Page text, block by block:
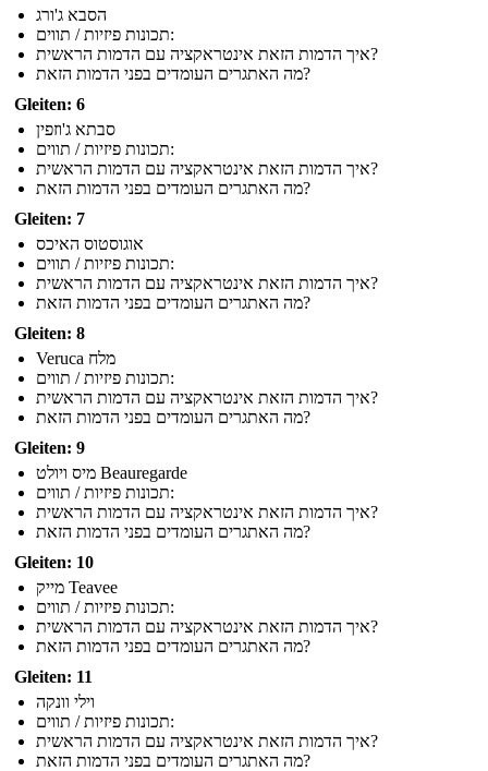
הסבא ג'ורג
תכונות פיזיות / תווים:
איך הדמות הזאת אינטראקציה עם הדמות הראשית?
מה האתגרים העומדים בפני הדמות הזאת?
Gleiten: 6
סבתא ג'וזפין
תכונות פיזיות / תווים:
איך הדמות הזאת אינטראקציה עם הדמות הראשית?
מה האתגרים העומדים בפני הדמות הזאת?
Gleiten: 7
אוגוסטוס האיכס
תכונות פיזיות / תווים:
איך הדמות הזאת אינטראקציה עם הדמות הראשית?
מה האתגרים העומדים בפני הדמות הזאת?
Gleiten: 8
Veruca מלח
תכונות פיזיות / תווים:
איך הדמות הזאת אינטראקציה עם הדמות הראשית?
מה האתגרים העומדים בפני הדמות הזאת?
Gleiten: 9
מיס ויולט Beauregarde
תכונות פיזיות / תווים:
איך הדמות הזאת אינטראקציה עם הדמות הראשית?
מה האתגרים העומדים בפני הדמות הזאת?
Gleiten: 10
מייק Teavee
תכונות פיזיות / תווים:
איך הדמות הזאת אינטראקציה עם הדמות הראשית?
מה האתגרים העומדים בפני הדמות הזאת?
Gleiten: 11
וילי וונקה
תכונות פיזיות / תווים:
איך הדמות הזאת אינטראקציה עם הדמות הראשית?
מה האתגרים העומדים בפני הדמות הזאת?